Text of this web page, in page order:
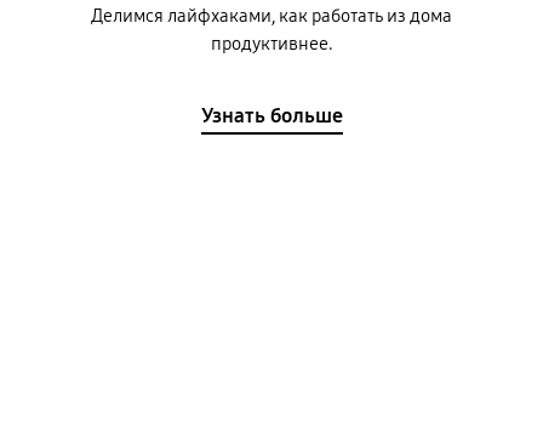
Делимся лайфхаками, как работать из дома
продуктивнее.
Узнать больше